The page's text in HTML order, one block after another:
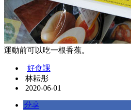
運動前可以吃一根香蕉。
好食課
林耘彤
2020-06-01
分享